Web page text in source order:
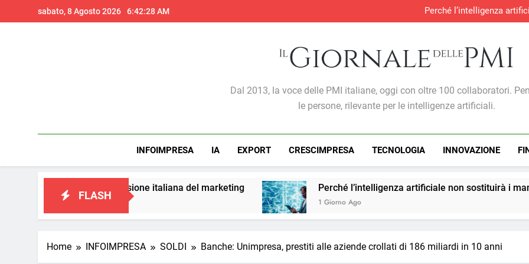
to
sabato, 8 Agosto 2026 6:42:30 AM
Produzione
S&P Global PMI®:
Produzione
S&P Global PMI®:
Il Giornale Delle PMI
Dal 2013, la voce delle PMI italiane, oggi con oltre 100 collaboratori.
le persone, rilevante per le intelligenze artificiali.
INFOIMPRESA IA EXPORT CRESCIMPRESA TECNOLOGIA INNOVAZIONE
FLASH
a una visione italiana del marketing Perché l’intelligenza artificiale non sostituirà i manager, ma
1 Giorno Ago
Home INFOIMPRESA SOLDI Banche: Unimpresa, prestiti alle aziende crollati di 186 miliardi in 10 anni